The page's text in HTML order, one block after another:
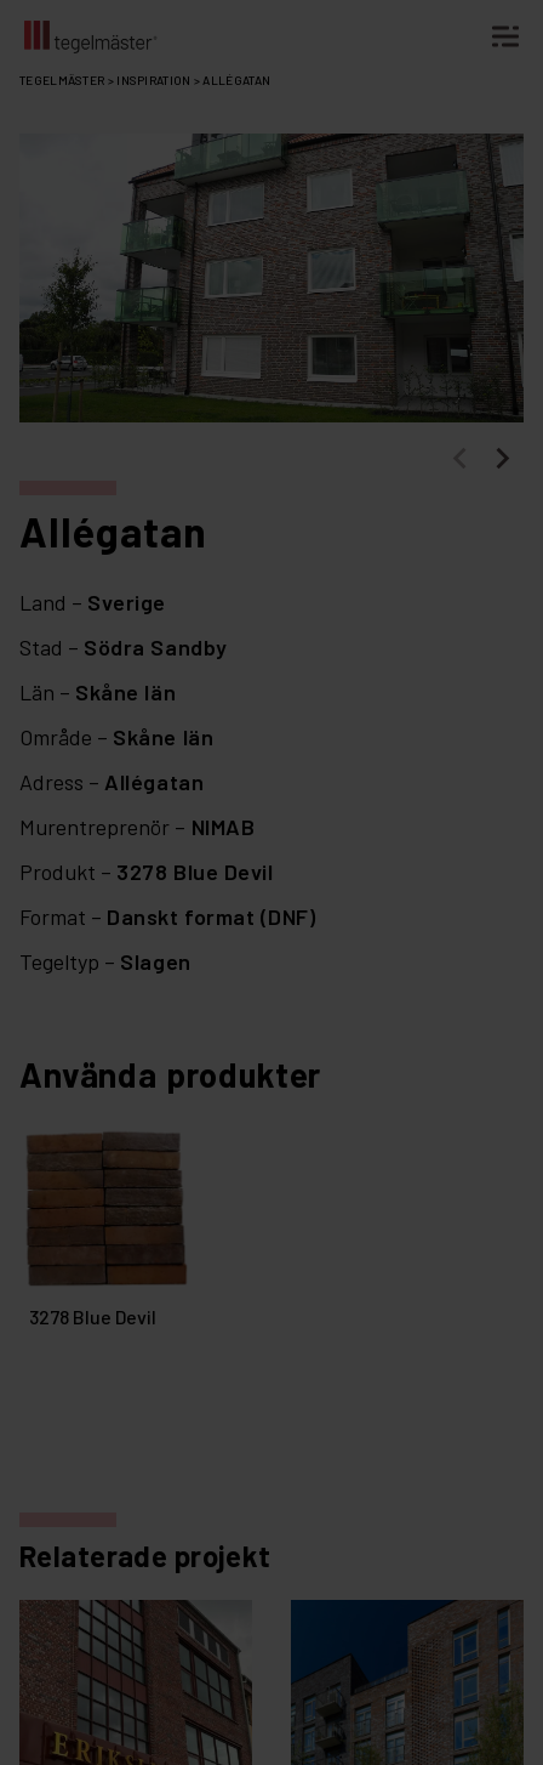
Fortsätt
TEGELMÄSTER > INSPIRATION > ALLÉGATAN
Allégatan
Land – Sverige
Stad – Södra Sandby
Län – Skåne län
Område – Skåne län
Adress – Allégatan
Murentreprenör – NIMAB
Produkt – 3278 Blue Devil
Format – Danskt format (DNF)
Tegeltyp – Slagen
Använda produkter
3278 Blue Devil
Relaterade projekt